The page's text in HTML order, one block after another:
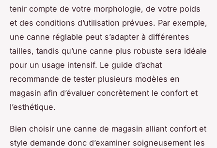
tenir compte de votre morphologie, de votre poids
et des conditions d’utilisation prévues. Par exemple,
une canne réglable peut s’adapter à différentes
tailles, tandis qu’une canne plus robuste sera idéale
pour un usage intensif. Le guide d’achat
recommande de tester plusieurs modèles en
magasin afin d’évaluer concrètement le confort et
l’esthétique.
Bien choisir une canne de magasin alliant confort et
style demande donc d’examiner soigneusement les